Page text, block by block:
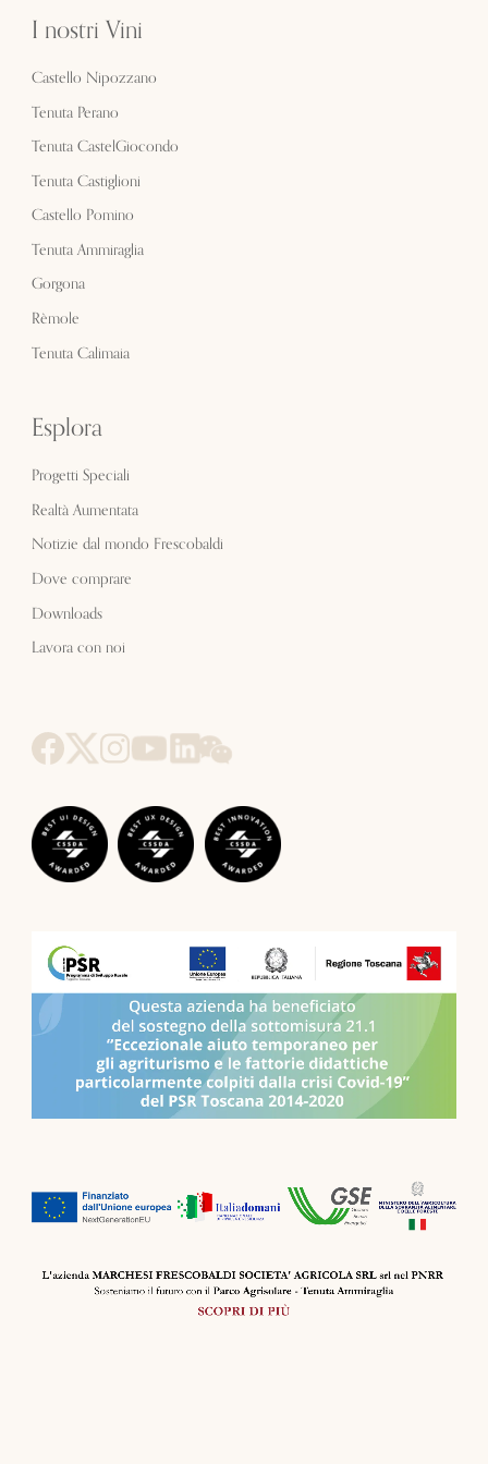
I nostri Vini
Castello Nipozzano
Tenuta Perano
Tenuta CastelGiocondo
Tenuta Castiglioni
Castello Pomino
Tenuta Ammiraglia
Gorgona
Rèmole
Tenuta Calimaia
Esplora
Progetti Speciali
Realtà Aumentata
Notizie dal mondo Frescobaldi
Dove comprare
Downloads
Lavora con noi